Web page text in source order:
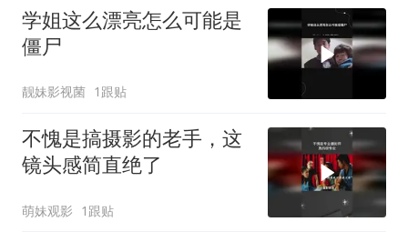
学姐这么漂亮怎么可能是
僵尸
靓妹影视菌 1跟贴
不愧是搞摄影的老手，这
镜头感简直绝了
萌妹观影 1跟贴